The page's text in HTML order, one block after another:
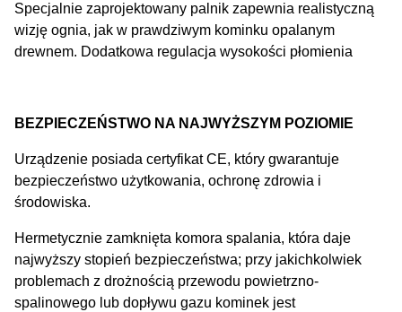
Specjalnie zaprojektowany palnik zapewnia realistyczną
wizję ognia, jak w prawdziwym kominku opalanym
drewnem. Dodatkowa regulacja wysokości płomienia
BEZPIECZEŃSTWO NA NAJWYŻSZYM POZIOMIE
Urządzenie posiada certyfikat CE, który gwarantuje
bezpieczeństwo użytkowania, ochronę zdrowia i
środowiska.
Hermetycznie zamknięta komora spalania, która daje
najwyższy stopień bezpieczeństwa; przy jakichkolwiek
problemach z drożnością przewodu powietrzno-
spalinowego lub dopływu gazu kominek jest